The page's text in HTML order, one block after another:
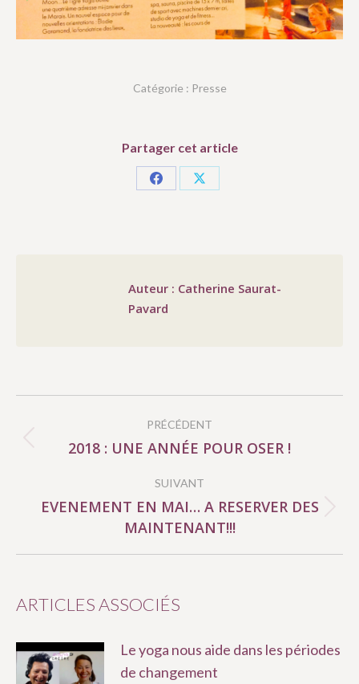
Catégorie : Presse
Partager cet article
PartagerPartager
Auteur : Catherine Saurat-
Pavard
ARTICLE
PRÉCÉDENT
Article
:
2018 : UNE ANNÉE POUR OSER !
SUIVANT
Article
suivant
EVENEMENT EN MAI… A RESERVER DES
MAINTENANT!!!
ARTICLES ASSOCIÉS
Le yoga nous aide dans les périodes
de changement